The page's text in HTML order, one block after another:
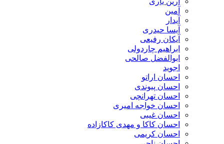
آمین
آیدار
آیسا حیدری
آیکان رفیعی
ابراهیم چاردولی
ابوالفضل صالحی
اجوید
احسان اراتو
احسان پیوندی
احسان تهرانچی
احسان خواجه امیری
احسان غیبی
احسان کاکا و مهدی کاکازاده
احسان کریمی